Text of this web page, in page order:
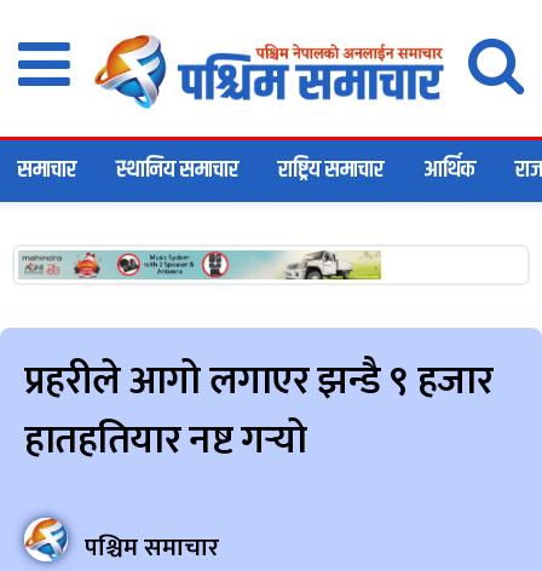
समाचार स्थानिय समाचार राष्ट्रिय समाचार आर्थिक
प्रहरीले आगो लगाएर झन्डै ९ हजार
हातहतियार नष्ट गर्‍यो
पश्चिम समाचार